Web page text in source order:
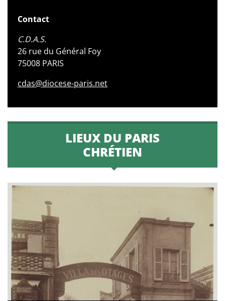
Contact
C.D.A.S.
26 rue du Général Foy
75008 PARIS
cdas@diocese-paris.net
LIEUX DU PARIS
CHRÉTIEN